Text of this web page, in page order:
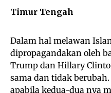
Timur Tengah
Dalam hal melawan
dipropagandakan oleh
Trump dan Hillary
sama dan tidak
apabila kedua-dua nya